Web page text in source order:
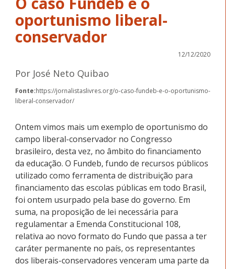
oportunismo liberal-
conservador
12/12/2020
Por José Neto Quibao
Fonte:https://jornalistaslivres.org/o-caso-fundeb-e-o-oportunismo-
liberal-conservador/
Ontem vimos mais um exemplo de oportunismo do
campo liberal-conservador no Congresso
brasileiro, desta vez, no âmbito do financiamento
da educação. O Fundeb, fundo de recursos públicos
utilizado como ferramenta de distribuição para
financiamento das escolas públicas em todo Brasil,
foi ontem usurpado pela base do governo. Em
suma, na proposição de lei necessária para
regulamentar a Emenda Constitucional 108,
relativa ao novo formato do Fundo que passa a ter
caráter permanente no país, os representantes
dos liberais-conservadores venceram uma parte da